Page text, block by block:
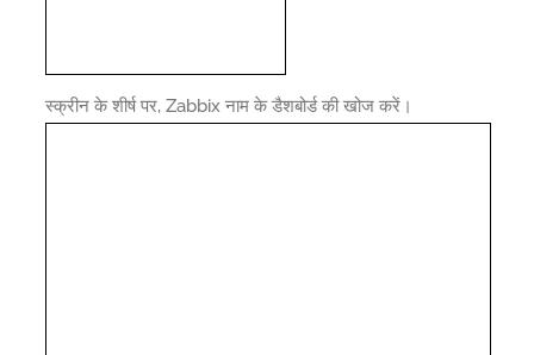
स्क्रीन के शीर्ष पर, Zabbix नाम के डैशबोर्ड की खोज करें।